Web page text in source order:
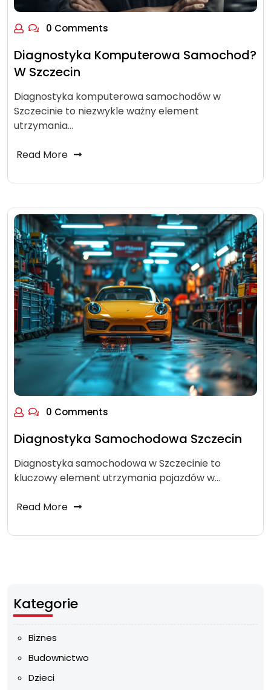
0 Comments
Diagnostyka Komputerowa Samochod?
W Szczecin
Diagnostyka komputerowa samochodów w
Szczecinie to niezwykle ważny element
utrzymania…
Read More
0 Comments
Diagnostyka Samochodowa Szczecin
Diagnostyka samochodowa w Szczecinie to
kluczowy element utrzymania pojazdów w…
Read More
Kategorie
Biznes
Budownictwo
Dzieci